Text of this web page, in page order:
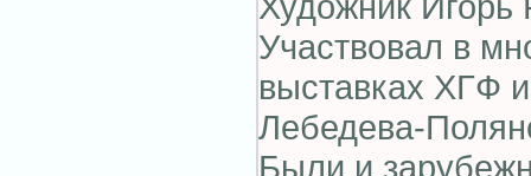
Участвовал в
выставках ХГФ
Лебедева-
Были и